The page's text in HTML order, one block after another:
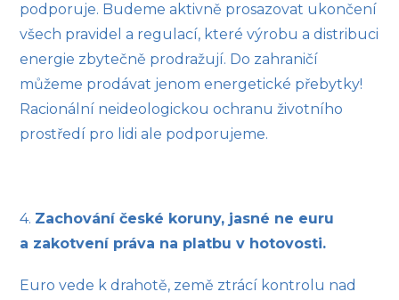
podporuje. Budeme aktivně prosazovat ukončení
všech pravidel a regulací, které výrobu a distribuci
energie zbytečně prodražují. Do zahraničí
můžeme prodávat jenom energetické přebytky!
Racionální neideologickou ochranu životního
prostředí pro lidi ale podporujeme.
4. Zachování české koruny, jasné ne euru
a zakotvení práva na platbu v hotovosti.
Euro vede k drahotě, země ztrácí kontrolu nad